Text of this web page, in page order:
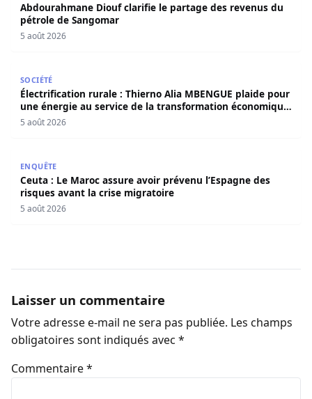
Abdourahmane Diouf clarifie le partage des revenus du
pétrole de Sangomar
5 août 2026
SOCIÉTÉ
Électrification rurale : Thierno Alia MBENGUE plaide pour
une énergie au service de la transformation économique
et sociale du Sénégal
5 août 2026
ENQUÊTE
Ceuta : Le Maroc assure avoir prévenu l’Espagne des
risques avant la crise migratoire
5 août 2026
Laisser un commentaire
Votre adresse e-mail ne sera pas publiée. Les champs
obligatoires sont indiqués avec *
Commentaire*